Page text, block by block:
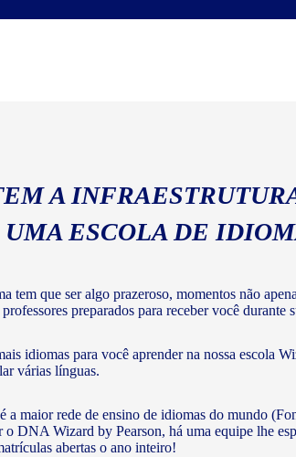
Escrita
A
UMA ESCOLA DE
tem que ser algo prazeroso, momentos não
preparados para receber você
idiomas para você aprender na nossa escola
várias línguas.
a maior rede de ensino de idiomas do mundo
o DNA Wizard by Pearson, há uma equipe lhe
abertas o ano inteiro!